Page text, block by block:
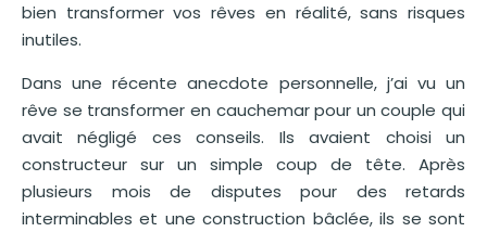
bien transformer vos rêves en réalité, sans risques
inutiles.
Dans une récente anecdote personnelle, j’ai vu un
rêve se transformer en cauchemar pour un couple qui
avait négligé ces conseils. Ils avaient choisi un
constructeur sur un simple coup de tête. Après
plusieurs mois de disputes pour des retards
interminables et une construction bâclée, ils se sont